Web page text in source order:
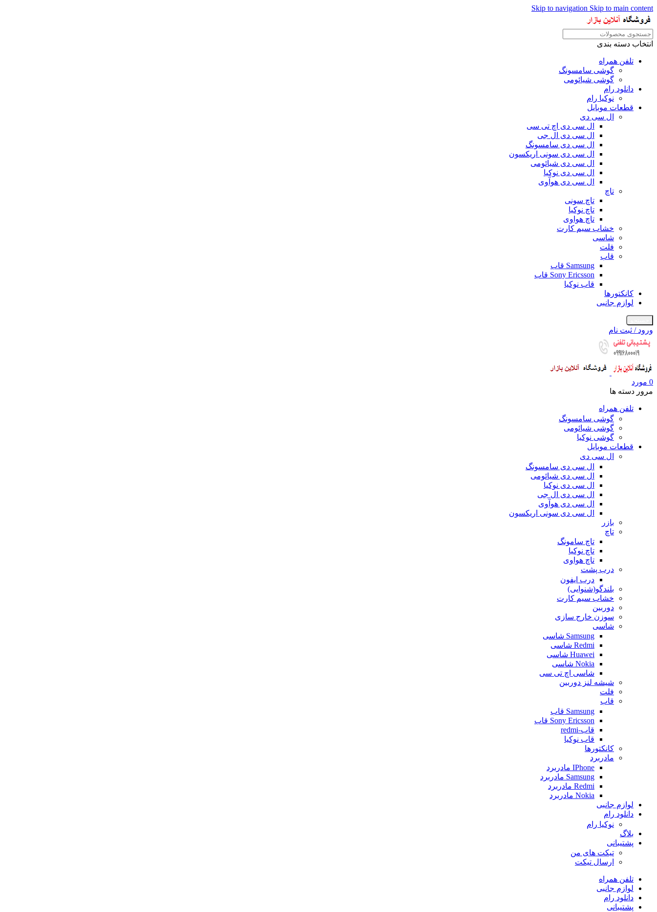
Skip to navigation Skip to main content
انتخاب دسته بندی
تلفن همراه
گوشی سامسونگ
گوشی شیائومی
دانلود رام
نوکیا رام
قطعات موبایل
ال سی دی
ال سی دی اچ تی سی
ال سی دی ال جی
ال سی دی سامسونگ
ال سی دی سونی اریکسون
ال سی دی شیائومی
ال سی دی نوکیا
ال سی دی هوآوی
تاچ
تاچ سونی
تاچ نوکیا
تاچ هواوی
خشاب سیم کارت
شاسی
فلت
قاب
Samsung قاب
Sony Ericsson قاب
قاب نوکیا
کانکتورها
لوازم جانبی
ورود / ثبت نام
0 مورد
مرور دسته ها
تلفن همراه
گوشی سامسونگ
گوشی شیائومی
گوشی نوکیا
قطعات موبایل
ال سی دی
ال سی دی سامسونگ
ال سی دی شیائومی
ال سی دی نوکیا
ال سی دی ال جی
ال سی دی هوآوی
ال سی دی سونی اریکسون
بازر
تاچ
تاچ سامونگ
تاچ نوکیا
تاچ هواوی
درب پشت
درب ایفون
بلندگو(شنوایی)
خشاب سیم کارت
دوربین
سوزن خارج سازی
شاسی
Samsung شاسی
Redmi شاسی
Huawei شاسی
Nokia شاسی
شاسی اچ تی سی
شیشه لنز دوربین
فلت
قاب
Samsung قاب
Sony Ericsson قاب
قاب-redmi
قاب نوکیا
کانکتورها
مادربرد
IPhone مادربرد
Samsung مادربرد
Redmi مادربرد
Nokia مادربرد
لوازم جانبی
دانلود رام
نوکیا رام
بلاگ
پشتیبانی
تیکت های من
ارسال تیکت
تلفن همراه
لوازم جانبی
دانلود رام
پشتیبانی